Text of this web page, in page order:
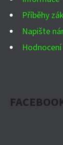
Příběhy
Napište